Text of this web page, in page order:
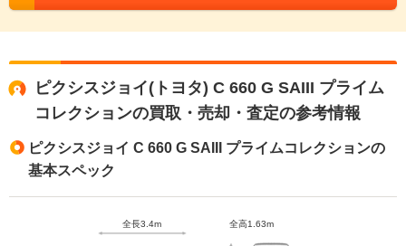
ピクシスジョイ(トヨタ) C 660 G SAIII プライム
コレクションの買取・売却・査定の参考情報
ピクシスジョイ C 660 G SAIII プライムコレクションの
基本スペック
全長3.4m 全高1.63m